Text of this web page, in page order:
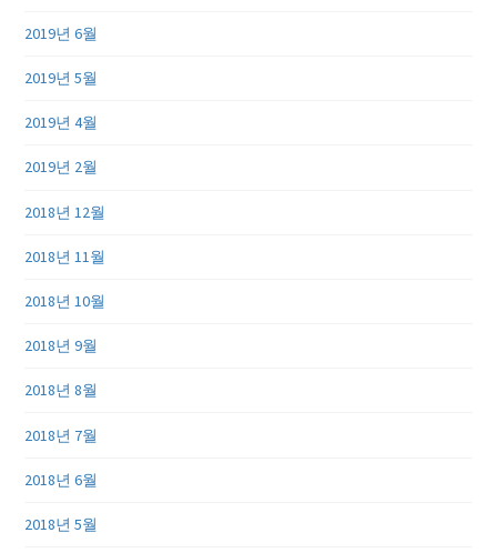
2019년 6월
2019년 5월
2019년 4월
2019년 2월
2018년 12월
2018년 11월
2018년 10월
2018년 9월
2018년 8월
2018년 7월
2018년 6월
2018년 5월